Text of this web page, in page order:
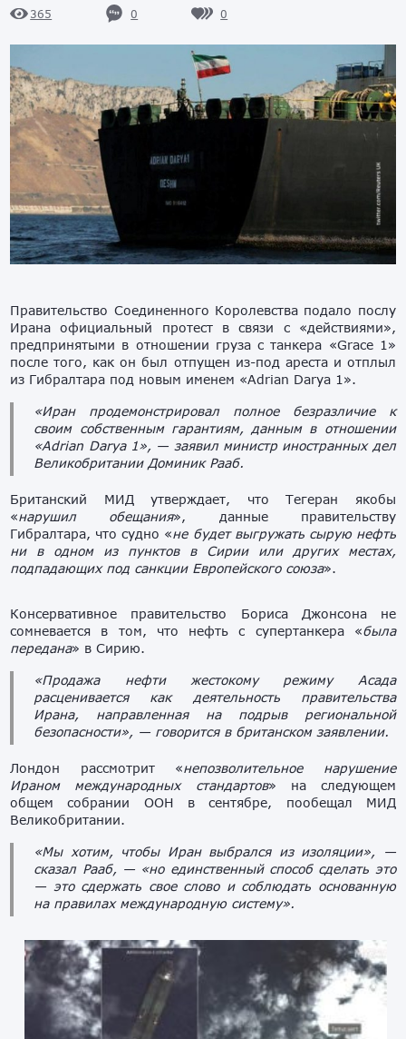
365 0 0
Правительство Соединенного Королевства подало послу
Ирана официальный протест в связи с «действиями»,
предпринятыми в отношении груза с танкера «Grace 1»
после того, как он был отпущен из-под ареста и отплыл
из Гибралтара под новым именем «Adrian Darya 1».
«Иран продемонстрировал полное безразличие к
своим собственным гарантиям, данным в отношении
«Adrian Darya 1», — заявил министр иностранных дел
Великобритании Доминик Рааб.
Британский МИД утверждает, что Тегеран якобы
«нарушил обещания», данные правительству
Гибралтара, что судно «не будет выгружать сырую нефть
ни в одном из пунктов в Сирии или других местах,
подпадающих под санкции Европейского союза».
Консервативное правительство Бориса Джонсона не
сомневается в том, что нефть с супертанкера «была
передана» в Сирию.
«Продажа нефти жестокому режиму Асада
расценивается как деятельность правительства
Ирана, направленная на подрыв региональной
безопасности», — говорится в британском заявлении.
Лондон рассмотрит «непозволительное нарушение
Ираном международных стандартов» на следующем
общем собрании ООН в сентябре, пообещал МИД
Великобритании.
«Мы хотим, чтобы Иран выбрался из изоляции», —
сказал Рааб, — «но единственный способ сделать это
— это сдержать свое слово и соблюдать основанную
на правилах международную систему».